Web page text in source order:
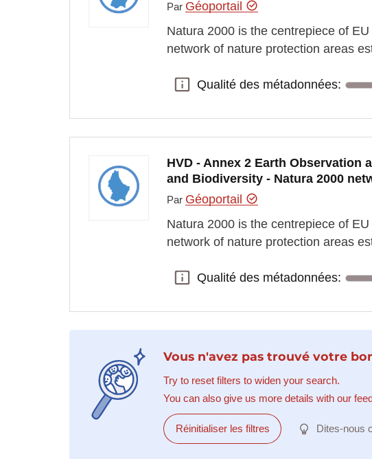
Par Géoportail
Natura 2000 is the centrepiece of
network of nature protection areas
Qualité des métadonnées:
Qualité des métadonnées:
HVD - Annex 2 Earth Observation
and Biodiversity - Natura 2000
Par Géoportail
Natura 2000 is the centrepiece of
network of nature protection areas
Qualité des métadonnées:
Qualité des métadonnées:
Vous n'avez pas trouvé votre
Try to reset filters to widen your search.
You can also give us more details with our
Réinitialiser les filtres Dites-nous